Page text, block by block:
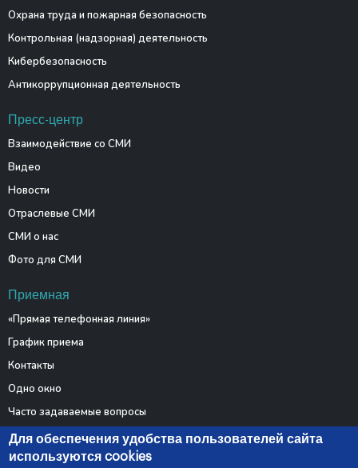
Охрана труда и пожарная безопасность
Контрольная (надзорная) деятельность
Кибербезопасность
Антикоррупционная деятельность
Пресс-центр
Взаимодействие со СМИ
Видео
Новости
Отраслевые СМИ
СМИ о нас
Фото для СМИ
Приемная
«Прямая телефонная линия»
График приема
Контакты
Одно окно
Часто задаваемые вопросы
Электронные обращения
Для обеспечения удобства пользователей сайта
используются cookies